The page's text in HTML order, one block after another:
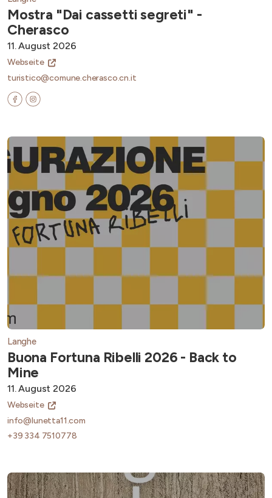
Mostra "Dai cassetti segreti" -
Cherasco
11. August 2026
Webseite
turistico@comune.cherasco.cn.it
Langhe
Buona Fortuna Ribelli 2026 - Back to
Mine
11. August 2026
Webseite
info@lunetta11.com
+39 334 7510778